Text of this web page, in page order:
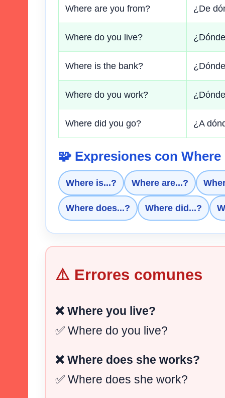
Where are you from? ¿De
Where do you live?
Where is the bank?
Where do you work?
Where did you go? ¿A
🧩 Expresiones con Where
Where is...? Where are...?
Where does...? Where did...?
⚠️ Errores comunes
❌ Where you live?
✅ Where do you live?
❌ Where does she works?
✅ Where does she work?